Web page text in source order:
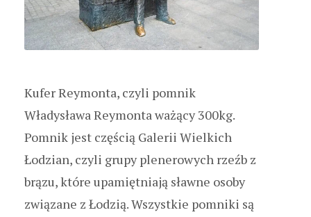
Kufer Reymonta, czyli pomnik
Władysława Reymonta ważący 300kg.
Pomnik jest częścią Galerii Wielkich
Łodzian, czyli grupy plenerowych rzeźb z
brązu, które upamiętniają sławne osoby
związane z Łodzią. Wszystkie pomniki są